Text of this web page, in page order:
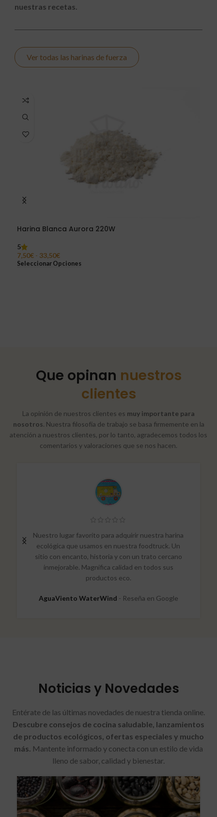
Harina Blanca Aurora 220W
5
7,50€ - 33,50€
Seleccionar Opciones
nuestras recetas.
Ver todas las harinas de fuerza
Que opinan nuestros
clientes
La opinión de nuestros clientes es muy importante para
nosotros. Nuestra filosofía de trabajo se basa firmemente en la
atención a nuestros clientes, por lo tanto, agradecemos todos los
comentarios y valoraciones que se nos hacen.
Nuestro lugar favorito para adquirir nuestra harina
ecológica que usamos en nuestra foodtruck. Un
sitio con encanto, historia y con un trato cercano
inmejorable. Magnifica calidad en todos sus
productos eco.
AguaViento WaterWind Reseña en Google
Noticias y Novedades
Entérate de las últimas novedades de nuestra tienda online.
Descubre consejos de cocina saludable, lanzamientos
de productos ecológicos, ofertas especiales y mucho
más. Mantente informado y conecta con un estilo de vida
lleno de sabor, calidad y bienestar.